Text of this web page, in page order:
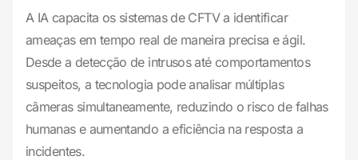
A IA capacita os sistemas de CFTV a identificar
ameaças em tempo real de maneira precisa e ágil.
Desde a detecção de intrusos até comportamentos
suspeitos, a tecnologia pode analisar múltiplas
câmeras simultaneamente, reduzindo o risco de falhas
humanas e aumentando a eficiência na resposta a
incidentes.